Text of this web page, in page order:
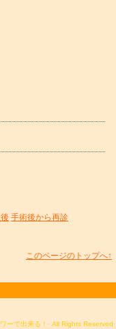
手術後から再診
このページのトップへ↑
ーで出来る！· All Rights Reserved·